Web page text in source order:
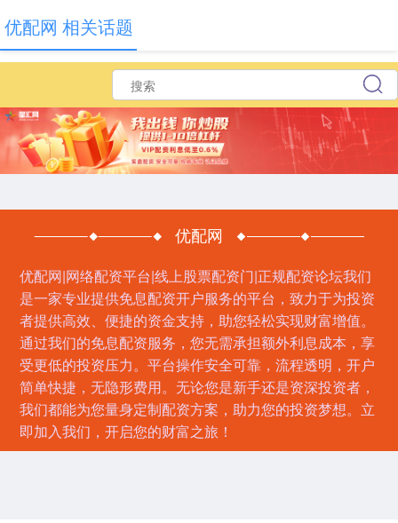
优配网
优配网|网络配资平台|线上股票配资门|正规配资论坛我们
是一家专业提供免息配资开户服务的平台，致力于为投资
者提供高效、便捷的资金支持，助您轻松实现财富增值。
通过我们的免息配资服务，您无需承担额外利息成本，享
受更低的投资压力。平台操作安全可靠，流程透明，开户
简单快捷，无隐形费用。无论您是新手还是资深投资者，
我们都能为您量身定制配资方案，助力您的投资梦想。立
即加入我们，开启您的财富之旅！
优配网 相关话题